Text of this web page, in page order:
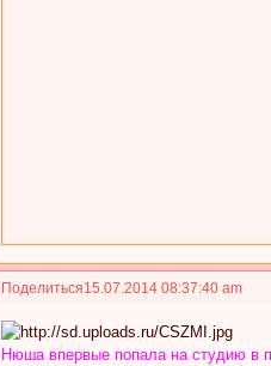
Поделиться15.07.2014 08:37:40 am
Нюша впервые попала на студию в